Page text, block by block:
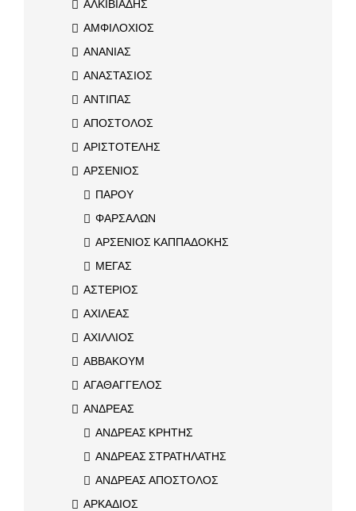
ΑΛΚΙΒΙΑΔΗΣ
ΑΜΦΙΛΟΧΙΟΣ
ΑΝΑΝΙΑΣ
ΑΝΑΣΤΑΣΙΟΣ
ΑΝΤΙΠΑΣ
ΑΠΟΣΤΟΛΟΣ
ΑΡΙΣΤΟΤΕΛΗΣ
ΑΡΣΕΝΙΟΣ
ΠΑΡΟΥ
ΦΑΡΣΑΛΩΝ
ΑΡΣΕΝΙΟΣ ΚΑΠΠΑΔΟΚΗΣ
ΜΕΓΑΣ
ΑΣΤΕΡΙΟΣ
ΑΧΙΛΕΑΣ
ΑΧΙΛΛΙΟΣ
ΑΒΒΑΚΟΥΜ
ΑΓΑΘΑΓΓΕΛΟΣ
ΑΝΔΡΕΑΣ
ΑΝΔΡΕΑΣ ΚΡΗΤΗΣ
ΑΝΔΡΕΑΣ ΣΤΡΑΤΗΛΑΤΗΣ
ΑΝΔΡΕΑΣ ΑΠΟΣΤΟΛΟΣ
ΑΡΚΑΔΙΟΣ